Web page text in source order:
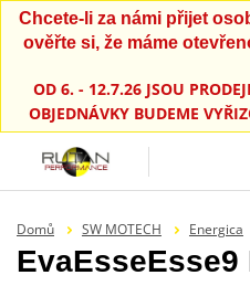
Chcete-li za námi přijet
ověřte si, že máme
OD 6. - 12.7.26 JSOU
OBJEDNÁVKY BUDEME
Domů SW MOTECH Energica
EvaEsseEsse9